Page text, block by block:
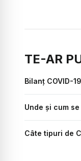
TE-AR
Bilanț COVID-
Unde și cum
Câte tipuri de